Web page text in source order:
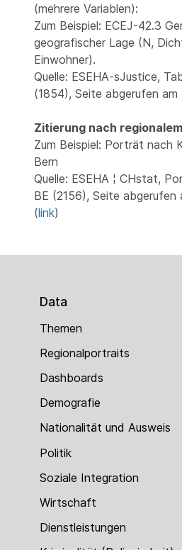
(mehrere Variablen):
Zum Beispiel: ECEJ-42.3
geografischer Lage (N,
Einwohner).
Quelle: ESEHA-sJustice,
(1854), Seite abgerufen am
Zitierung nach
Zum Beispiel: Porträt nach
Bern
Quelle: ESEHA ¦ CHstat,
BE (2156), Seite abgerufen
(link)
Data
Themen
Regionalportraits
Dashboards
Demografie
Nationalität und Ausweis
Politik
Soziale Integration
Wirtschaft
Dienstleistungen